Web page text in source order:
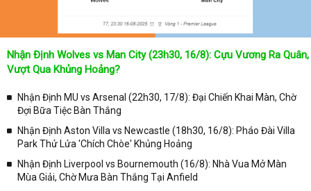
để cập nhật thông tin chính xác nhất nhé!
Lịch thi đấu được cập nhật chính xác trong toàn bộ các giải
Tại Lịch Thi Đấu của chuyên trang kqbongda.net
sẽ cập nhanh
chóng và chính xác nhất thời gian từng trận đấu bóng đá diễn ra ở
trong từng giải đấu như:
✓ Giải đấu bóng đá Ngoại hạng Anh;
✓ Giải bóng Cúp C1 Châu Âu;
✓ Giải VĐQG Tây Ban Nha;
Nhận Định Wolves vs Man City (23h30, 16/8): Cựu Vương Ra Quân,
Vượt Qua Khủng Hoảng?
Nhận Định MU vs Arsenal (22h30, 17/8): Đại Chiến Khai Màn, Chờ
Đợi Bữa Tiệc Bàn Thắng
Nhận Định Aston Villa vs Newcastle (18h30, 16/8): Pháo Đài Villa
Park Thử Lửa 'Chích Chòe' Khủng Hoảng
Nhận Định Liverpool vs Bournemouth (16/8): Nhà Vua Mở Màn
Mùa Giải, Chờ Mưa Bàn Thắng Tại Anfield